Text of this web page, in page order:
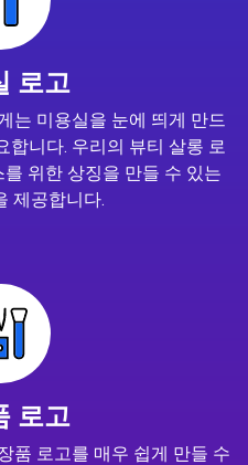
로고
는 미용실을 눈에 띄게 만드
합니다. 우리의 뷰티 살롱 로
위한 상징을 만들 수 있는
제공합니다.
로고
품 로고를 매우 쉽게 만들 수